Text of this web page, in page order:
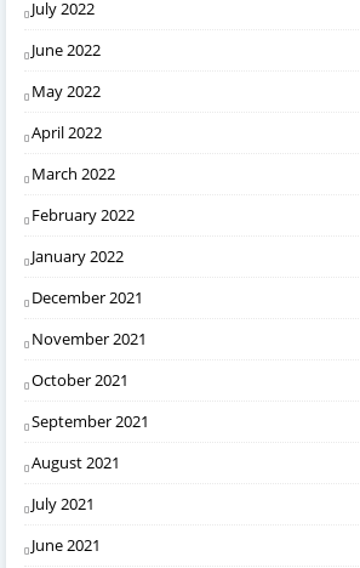
July 2022
June 2022
May 2022
April 2022
March 2022
February 2022
January 2022
December 2021
November 2021
October 2021
September 2021
August 2021
July 2021
June 2021